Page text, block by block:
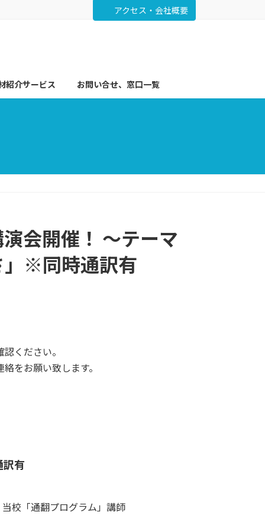
アクセス・会社概要
紹介サービス お問い合せ、窓口一覧
会開催！ ～テーマ
」※同時通訳有
ください。
をお願い致します。
訳有
校「通翻プログラム」講師